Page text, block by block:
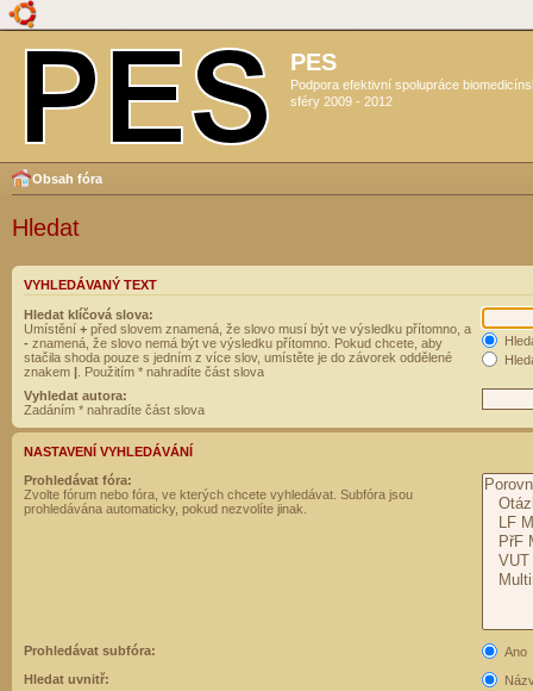
PES
Podpora efektivní spolupráce
sféry 2009 - 2012
Obsah fóra
Hledat
VYHLEDÁVANÝ TEXT
Hledat klíčová slova:
Umístění + před slovem znamená, že slovo musí být ve výsledku přítomno, a
- znamená, že slovo nemá být ve výsledku přítomno. Pokud chcete, aby
stačila shoda pouze s jedním z více slov, umístěte je do závorek oddělené
znakem | . Použitím * nahradíte část slova
Vyhledat autora:
Zadáním * nahradíte část slova
NASTAVENÍ VYHLEDÁVÁNÍ
Prohledávat fóra:
Zvolte fórum nebo fóra, ve kterých chcete vyhledávat. Subfóra jsou
prohledávána automaticky, pokud nezvolíte jinak.
Prohledávat subfóra:
Ano
Hledat uvnitř: